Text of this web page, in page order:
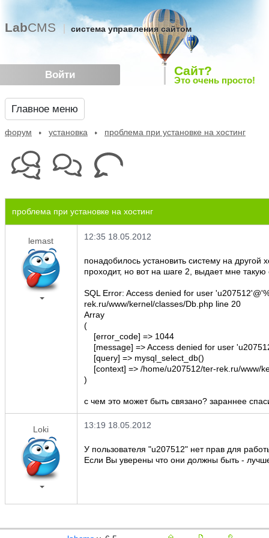
Войти
LabCMS система управления сайтом
Сайт?
Это очень просто!
Главное меню
форум установка проблема при установке на хостинг
проблема при установке на хостинг
lemast 12:35 18.05.2012
понадобилось установить систему на другой
проходит, но вот на шаге 2, выдает мне
SQL Error: Access denied for user
rek.ru/www/kernel/classes/Db.php line 20
Array
(
[error_code] => 1044
[message] => Access denied for user
[query] => mysql_select_db()
[context] => /home/u207512/ter-rek.ru/www/
)
с чем это может быть связано? зараннее
Loki 13:19 18.05.2012
У пользователя "u207512" нет прав для
Если Вы уверены что они должны быть -